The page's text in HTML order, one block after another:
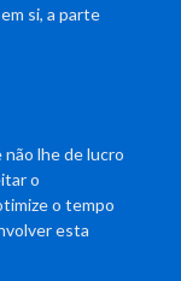
si, a parte
não lhe de lucro
o
o tempo
esta